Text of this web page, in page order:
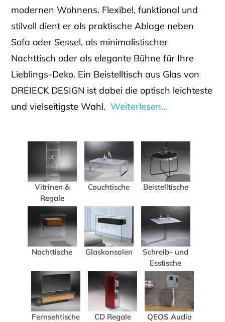
modernen Wohnens. Flexibel, funktional und
stilvoll dient er als praktische Ablage neben
Sofa oder Sessel, als minimalistischer
Nachttisch oder als elegante Bühne für Ihre
Lieblings-Deko. Ein Beistelltisch aus Glas von
DREIECK DESIGN ist dabei die optisch leichteste
und vielseitigste Wahl. Weiterlesen...
Vitrinen &
Regale
Couchtische Beistelltische
Nachttische Glaskonsolen
Schreib- und
Esstische
Fernsehtische CD Regale QEOS Audio